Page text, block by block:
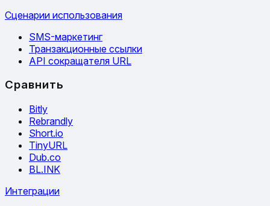
Сценарии использования
SMS-маркетинг
Транзакционные ссылки
API сокращателя URL
Сравнить
Bitly
Rebrandly
Short.io
TinyURL
Dub.co
BL.INK
Интеграции